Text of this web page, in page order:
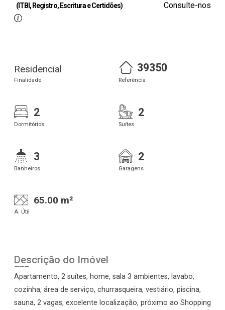
(ITBI, Registro, Escritura e Certidões) Consulte-nos
Residencial
Finalidade
39350
Referência
2
Dormitórios
2
Suítes
3
Banheiros
2
Garagens
65.00 m²
A. Útil
Descrição do Imóvel
Apartamento, 2 suítes, home, sala 3 ambientes, lavabo,
cozinha, área de serviço, churrasqueira, vestiário, piscina,
sauna, 2 vagas, excelente localização, próximo ao Shopping